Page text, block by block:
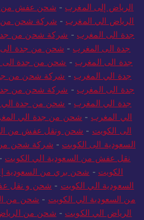
الرياض إلى المغرب - شحن عفش من
الرياض الي المغرب - شركة شحن من
جدة الى المغرب - شركة شحن من
جدة الى المغرب - شحن من جدة الى
جدة الى المغرب - شحن من جدة الى
جدة الي المغرب - شركة شحن من
جدة الى المغرب - شركة شحن من
جدة الي المغرب - شحن من جدة الي
الي المغرب - شحن من جدة الي
الى الكويت - شحن ونقل عفش من
السعودية الى الكويت - شركة شحن من
نقل عفش من السعودية الي الكويت -
الكويت - شحن بري من السعودية
السعودية الي الكويت - شحن و نقل
من السعودية الي الكويت - شحن من
الرياض الي الكويت - شحن من